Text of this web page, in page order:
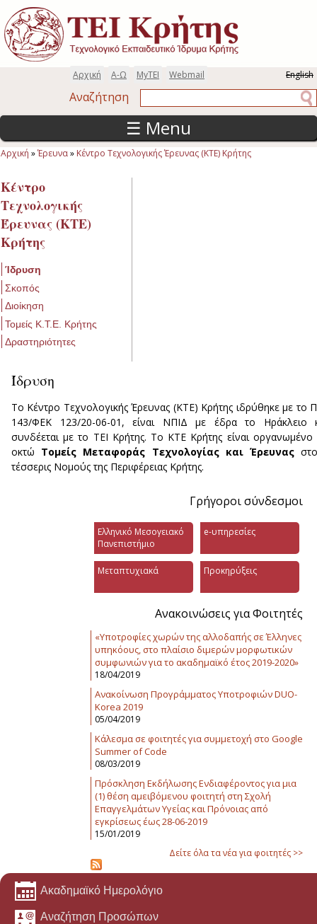
Παράκαμψη προς το κυρίως περιεχόμενο
English
Webmail
MyTEI
Α-Ω
Αρχική
Αναζήτηση
☰ Menu
Αρχική »Έρευνα» Κέντρο Τεχνολογικής Έρευνας (ΚΤΕ) Κρήτης
Κέντρο
Τεχνολογικής
Έρευνας (ΚΤΕ)
Κρήτης
Ίδρυση
Σκοπός
Διοίκηση
Τομείς Κ.Τ.Ε. Κρήτης
Δραστηριότητες
Ίδρυση
Το Κέντρο Τεχνολογικής Έρευνας (ΚΤΕ) Κρήτης ιδρύθηκε με το
143/ΦΕΚ 123/20-06-01, είναι ΝΠΙΔ με έδρα το Ηράκλειο
συνδέεται με το ΤΕΙ Κρήτης. Το ΚΤΕ Κρήτης είναι οργανωμένο
οκτώ Τομείς Μεταφοράς Τεχνολογίας και Έρευνας
τέσσερις Νομούς της Περιφέρειας Κρήτης.
Γρήγοροι σύνδεσμοι
Ελληνικό Μεσογειακό
Πανεπιστήμιο
e-υπηρεσίες
Μεταπτυχιακά Προκηρύξεις
Ανακοινώσεις για Φοιτητές
«Υποτροφίες χωρών της αλλοδαπής σε Έλληνες
υπηκόους, στο πλαίσιο διμερών μορφωτικών
συμφωνιών για το ακαδημαϊκό έτος 2019-2020»
18/04/2019
Ανακοίνωση Προγράμματος Υποτροφιών DUO-
Korea 2019
05/04/2019
Κάλεσμα σε φοιτητές για συμμετοχή στο Google
Summer of Code
08/03/2019
Πρόσκληση Εκδήλωσης Ενδιαφέροντος για μια
(1) θέση αμειβόμενου φοιτητή στη Σχολή
Επαγγελμάτων Υγείας και Πρόνοιας από
εγκρίσεως έως 28-06-2019
15/01/2019
Δείτε όλα τα νέα για φοιτητές >>
Ακαδημαϊκό Ημερολόγιο
Αναζήτηση Προσώπων